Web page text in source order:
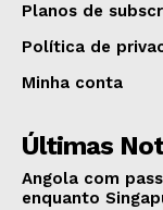
Planos de
Política de
Minha conta
Últimas
Angola com
enquanto